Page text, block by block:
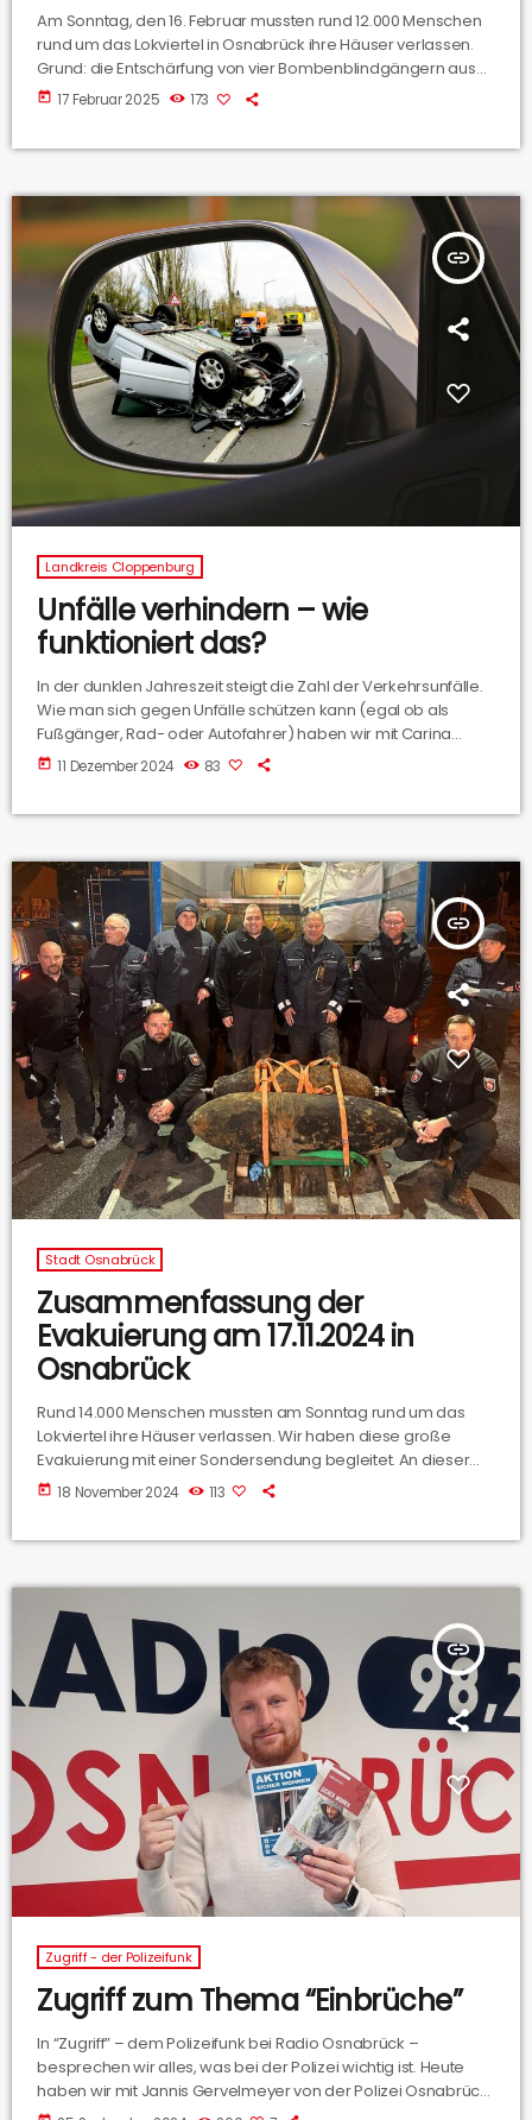
Am Sonntag, den 16. Februar mussten rund 12.000 Menschen
rund um das Lokviertel in Osnabrück ihre Häuser verlassen.
Grund: die Entschärfung von vier Bombenblindgängern aus
dem 2. Weltkrieg. Zwei Tage zuvor gab es schon eine
today 17 Februar 2025 173
insert_link
Landkreis Cloppenburg
Unfälle verhindern – wie
funktioniert das?
In der dunklen Jahreszeit steigt die Zahl der Verkehrsunfälle.
Wie man sich gegen Unfälle schützen kann (egal ob als
Fußgänger, Rad- oder Autofahrer) haben wir mit Carina
Bergmann und Martin Schmitz von der Polizei Osnabrück
today 11 Dezember 2024 83
insert_link
Stadt Osnabrück
Zusammenfassung der
Evakuierung am 17.11.2024 in
Osnabrück
Rund 14.000 Menschen mussten am Sonntag rund um das
Lokviertel ihre Häuser verlassen. Wir haben diese große
Evakuierung mit einer Sondersendung begleitet. An dieser
Stelle hört Ihr eine Zusammenfassung des Tages und eine
today 18 November 2024 113
insert_link
Zugriff - der Polizeifunk
Zugriff zum Thema “Einbrüche”
In “Zugriff” – dem Polizeifunk bei Radio Osnabrück –
besprechen wir alles, was bei der Polizei wichtig ist. Heute
haben wir mit Jannis Gervelmeyer von der Polizei Osnabrück
über den Themenkomplex „Einbrüche“ gesprochen. Hier hört